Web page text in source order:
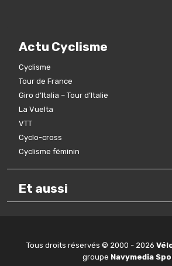
Actu Cyclisme
Cyclisme
Tour de France
Giro d’Italia – Tour d’Italie
La Vuelta
VTT
Cyclo-cross
Cyclisme féminin
Et aussi
Tous droits réservés © 2000 - 2026
groupe Navymedia